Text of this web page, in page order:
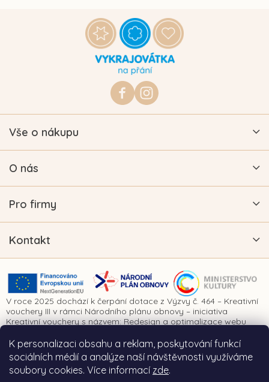
K personalizaci obsahu a reklam, poskytování funkcí
sociálních médií a analýze naší návštěvnosti využíváme
soubory cookies. Více informací zde.
https://www.facebook.com/
vykrajovatkanaprani.cz
Vše o nákupu
O nás
Pro firmy
Kontakt
V roce 2025 dochází k čerpání dotace z Výzvy č. 464 – Kreativní
vouchery III v rámci Národního plánu obnovy – iniciativa
Kreativní vouchery s názvem: Redesign a optimalizace webu
spoluúčasti Evropské unie prostřednictvím Národního plánu
obnovy a Ministerstva kultury České republiky.